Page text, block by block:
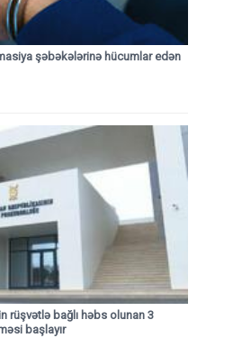
şəbəkələrinə hücumlar edən
rüşvətlə bağlı həbs olunan 3
başlayır